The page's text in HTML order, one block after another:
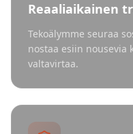
Reaaliaikainen
Tekoälymme seuraa
nostaa esiin nousevia
valtavirtaa.